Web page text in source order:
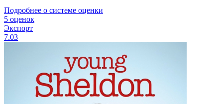
Подробнее о системе оценки
5 оценок
Экспорт
7.03